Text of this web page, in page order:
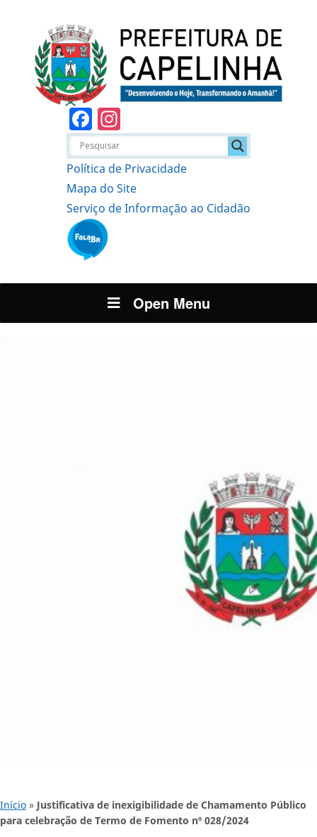
Facebook
Política de Privacidade
Mapa do Site
Serviço de Informação ao Cidadão
Open Menu
Início » Justificativa de inexigibilidade de Chamamento Público
para celebração de Termo de Fomento nº 028/2024